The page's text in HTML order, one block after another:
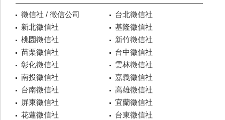
徵信社 / 徵信公司
台北徵信社
新北徵信社
基隆徵信社
桃園徵信社
新竹徵信社
苗栗徵信社
台中徵信社
彰化徵信社
雲林徵信社
南投徵信社
嘉義徵信社
台南徵信社
高雄徵信社
屏東徵信社
宜蘭徵信社
花蓮徵信社
台東徵信社